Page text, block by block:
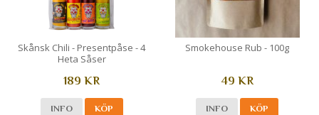
Skånsk Chili - Presentpåse - 4
Heta Såser
189 KR
INFO KÖP
Smokehouse Rub - 100g
49 KR
INFO KÖP